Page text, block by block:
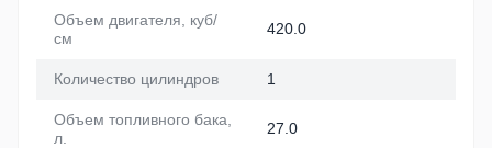
Объем двигателя, куб/
см
420.0
Количество цилиндров 1
Объем топливного бака,
л.
27.0